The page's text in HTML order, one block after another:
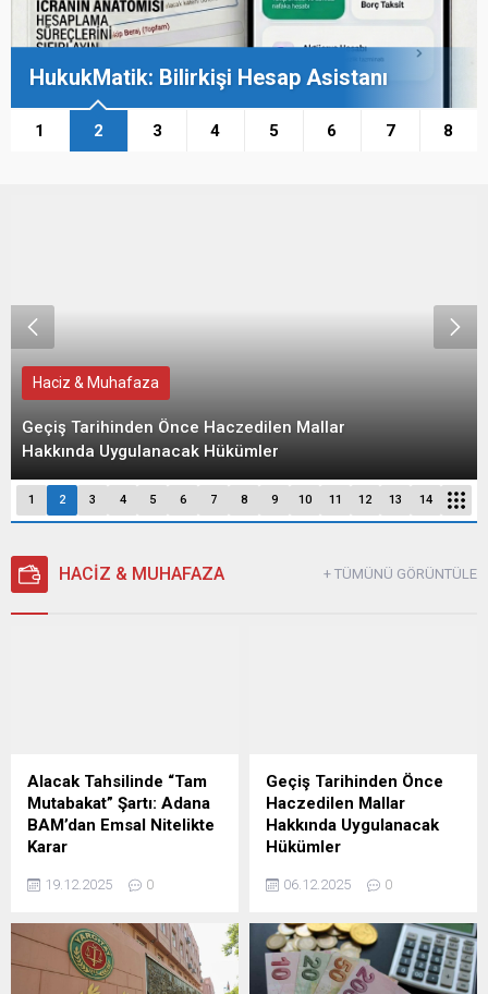
HukukMatik: Bilirkişi Hesap Asistanı
1 2 3 4 5 6 7 8
Haciz & Muhafaza
Geçiş Tarihinden Önce Haczedilen Mallar
Hakkında Uygulanacak Hükümler
1 2 3 4 5 6 7 8 9 10 11 12 13 14
HACİZ & MUHAFAZA + TÜMÜNÜ GÖRÜNTÜLE
Alacak Tahsilinde “Tam
Mutabakat” Şartı: Adana
BAM’dan Emsal Nitelikte
Karar
Mahkemesi, İcra ve İflas
maddesi uyarınca alacaklıya
tahsil yetkisi verilebilmesi
için, dosyada haczi bulunan
19.12.2025 0
Geçiş Tarihinden Önce
Haczedilen Mallar
Hakkında Uygulanacak
Hükümler
ilçelerde, geçiş tarihinden
hakkında, bu maddeyi ihdas
eden Kanunla değiştirilen
87, 106 ve 110 uncu madde
06.12.2025 0